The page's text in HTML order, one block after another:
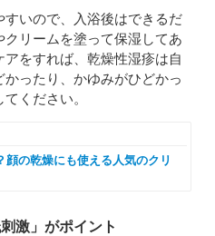
いので、入浴後はできるだ
リームを塗って保湿してあ
をすれば、乾燥性湿疹は自
ったり、かゆみがひどかっ
ください。
顔の乾燥にも使える人気のクリ
激」がポイント